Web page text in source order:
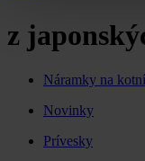
z
Náramky na
Novinky
Prívesky